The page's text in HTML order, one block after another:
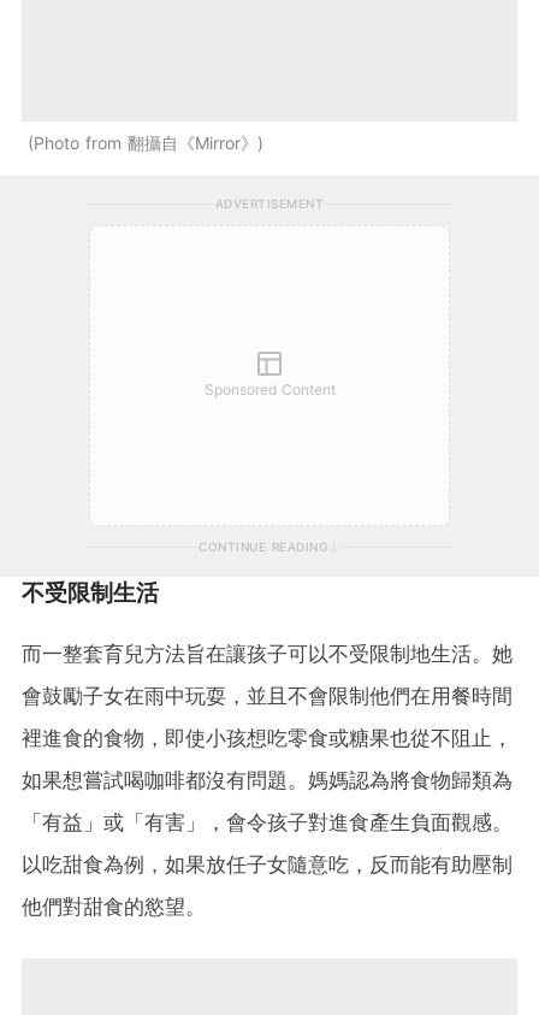
Photo from 翻攝自《Mirror》
ADVERTISEMENT
Sponsored Content
CONTINUE READING
不受限制生活
而一整套育兒方法旨在讓孩子可以不受限制地生活。她
會鼓勵子女在雨中玩耍，並且不會限制他們在用餐時間
裡進食的食物，即使小孩想吃零食或糖果也從不阻止，
如果想嘗試喝咖啡都沒有問題。媽媽認為將食物歸類為
「有益」或「有害」，會令孩子對進食產生負面觀感。
以吃甜食為例，如果放任子女隨意吃，反而能有助壓制
他們對甜食的慾望。